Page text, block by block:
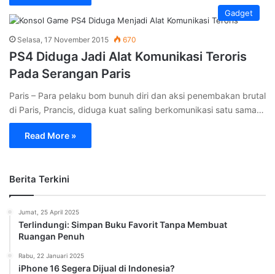
Gadget
Selasa, 17 November 2015 670
PS4 Diduga Jadi Alat Komunikasi Teroris
Pada Serangan Paris
Paris – Para pelaku bom bunuh diri dan aksi penembakan brutal
di Paris, Prancis, diduga kuat saling berkomunikasi satu sama…
Read More »
Berita Terkini
Jumat, 25 April 2025
Terlindungi: Simpan Buku Favorit Tanpa Membuat
Ruangan Penuh
Rabu, 22 Januari 2025
iPhone 16 Segera Dijual di Indonesia?